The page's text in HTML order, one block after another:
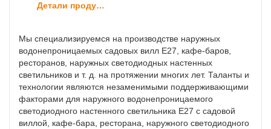
Детали продуктов
Мы специализируемся на производстве наружных
водонепроницаемых садовых вилл E27, кафе-баров,
ресторанов, наружных светодиодных настенных
светильников и т. д. на протяжении многих лет. Таланты и
технологии являются незаменимыми поддерживающими
факторами для наружного водонепроницаемого
светодиодного настенного светильника E27 с садовой
виллой, кафе-бара, ресторана, наружного светодиодного